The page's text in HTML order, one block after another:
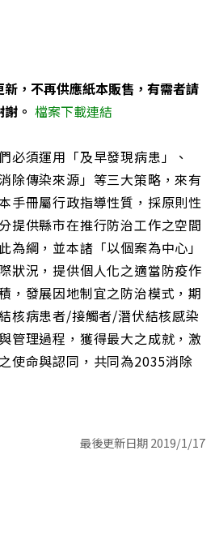
，不再供應紙本販售，有需者請
。 檔案下載連結
必須運用「及早發現病患」、
除傳染來源」等三大策略，來有
手冊屬行政指導性質，採原則性
提供縣市在推行防治工作之空間
為綱，並本諸「以個案為中心」
狀況，提供個人化之適當防疫作
，發展因地制宜之防治模式，期
核病患者/接觸者/潛伏結核感染
管理過程，獲得最大之成就，激
使命與認同，共同為2035消除
最後更新日期 2019/1/17